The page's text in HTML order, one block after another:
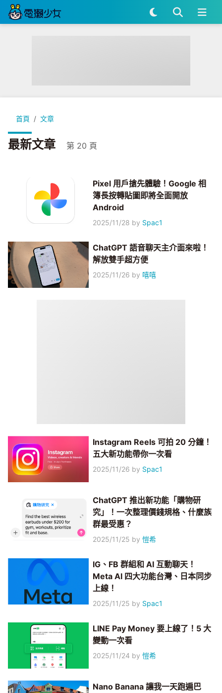
首頁 文章
最新文章 第 20 頁
Pixel 用戶搶先體驗！Google 相
簿長按轉貼圖即將全面開放
Android
2025/11/28 by Spac1
ChatGPT 語音聊天主介面來啦！
解放雙手超方便
2025/11/26 by 嘻嘻
Instagram Reels 可拍 20 分鐘！
五大新功能帶你一次看
2025/11/26 by Spac1
ChatGPT 推出新功能「購物研
究」！一次整理價錢規格、什麼族
群最受惠？
2025/11/25 by愷希
IG、FB 群組和 AI 互動聊天！
Meta AI 四大功能台灣、日本同步
上線！
2025/11/25 by Spac1
LINE Pay Money 要上線了！5 大
變動一次看
2025/11/24 by愷希
Nano Banana 讓我一天跑遍巴